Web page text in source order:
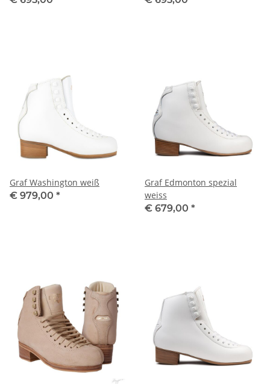
Graf Washington weiß
€ 979,00 *
Graf Edmonton spezial
weiss
€ 679,00 *